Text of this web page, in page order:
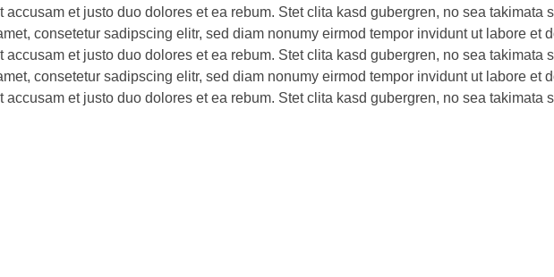
accusam et justo duo dolores et ea rebum. Stet clita kasd gubergren, no sea takimata
consetetur sadipscing elitr, sed diam nonumy eirmod tempor invidunt ut labore et
accusam et justo duo dolores et ea rebum. Stet clita kasd gubergren, no sea takimata
consetetur sadipscing elitr, sed diam nonumy eirmod tempor invidunt ut labore et
accusam et justo duo dolores et ea rebum. Stet clita kasd gubergren, no sea takimata